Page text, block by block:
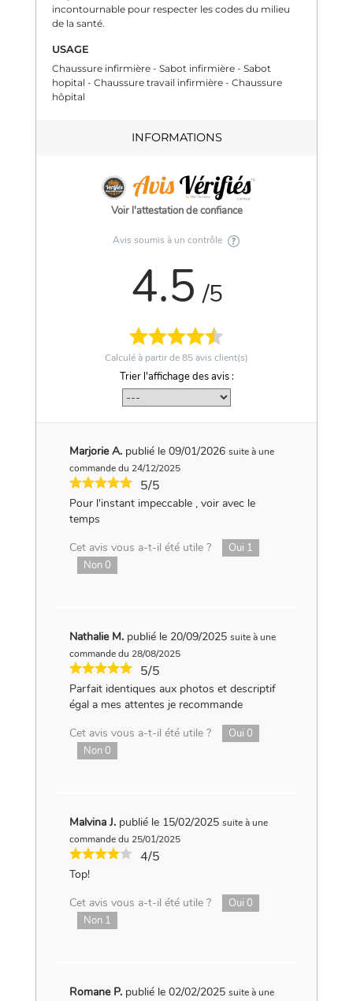
incontournable pour respecter les codes du milieu
de la santé.
USAGE
Chaussure infirmière - Sabot infirmière - Sabot
hopital - Chaussure travail infirmière - Chaussure
hôpital
INFORMATIONS
Voir l'attestation de confiance
Avis soumis à un contrôle
4.5 /5
Calculé à partir de85 avis client(s)
Trier l'affichage des avis :
Marjorie A. publié le 09/01/2026 suite à une
commande du 24/12/2025
5/5
Pour l'instant impeccable , voir avec le
temps
Cet avis vous a-t-il été utile ?
Oui 1
Non0
Nathalie M. publié le 20/09/2025 suite à une
commande du 28/08/2025
5/5
Parfait identiques aux photos et descriptif
égal a mes attentes je recommande
Cet avis vous a-t-il été utile ?
Oui 0
Non0
Malvina J. publié le 15/02/2025 suite à une
commande du 25/01/2025
4/5
Top!
Cet avis vous a-t-il été utile ?
Oui 0
Non 1
Romane P. publié le 02/02/2025 suite à une